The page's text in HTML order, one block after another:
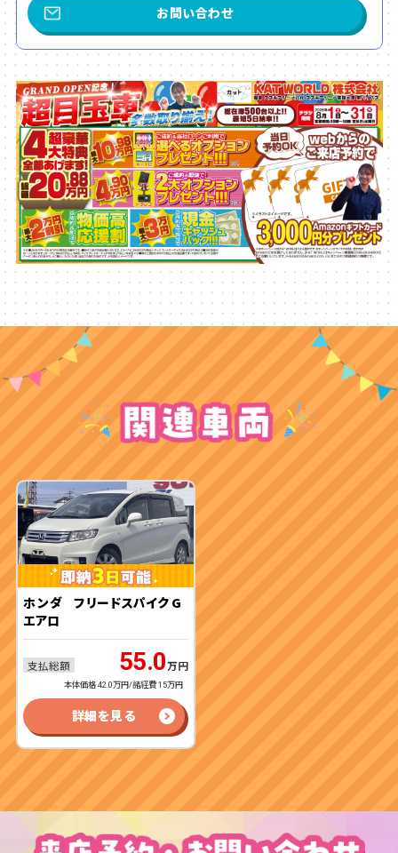
お問い合わせ
ホンダ
フリードスパイク G
エアロ
支払総額 55.0万円
本体価格 42.0万円/諸経費 15万円
詳細を見る